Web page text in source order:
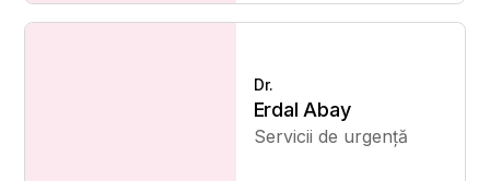
Dr.
Erdal Abay
Servicii de urgență